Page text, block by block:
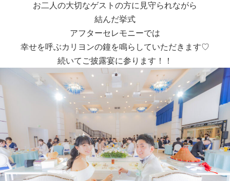
お二人の大切なゲストの方に見守られながら
結んだ挙式
アフターセレモニーでは
幸せを呼ぶカリヨンの鐘を鳴らしていただきます♡
続いてご披露宴に参ります！！